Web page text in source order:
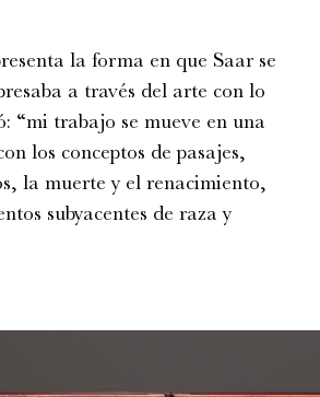
la forma en que Saar se
a través del arte con lo
“mi trabajo se mueve en una
los conceptos de pasajes,
la muerte y el renacimiento,
subyacentes de raza y